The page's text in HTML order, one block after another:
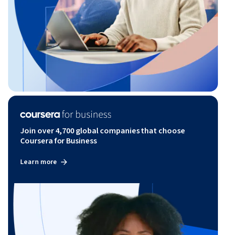
Join over 4,700 global companies that choose
Coursera for Business
Learn more